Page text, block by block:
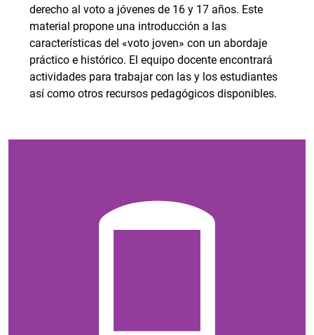
derecho al voto a jóvenes de 16 y 17 años. Este
material propone una introducción a las
características del «voto joven» con un abordaje
práctico e histórico. El equipo docente encontrará
actividades para trabajar con las y los estudiantes
así como otros recursos pedagógicos disponibles.